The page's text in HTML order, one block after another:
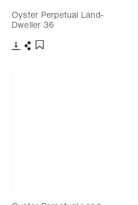
Oyster Perpetual Land-
Dweller 36